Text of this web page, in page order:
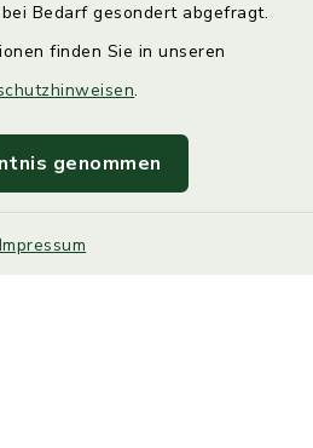
Bedarf gesondert abgefragt.
finden Sie in unseren
.
genommen
Impressum